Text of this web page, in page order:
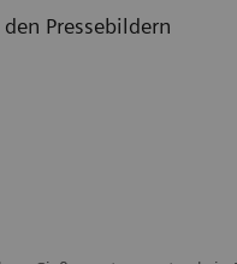
Pressebildern